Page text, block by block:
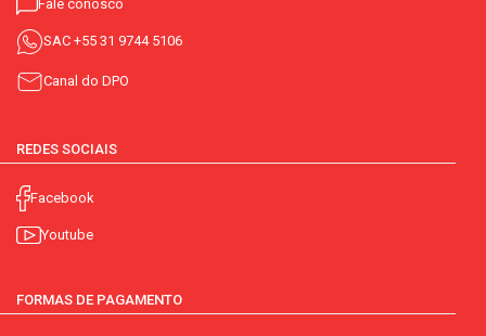
Fale conosco
SAC +55 31 9744 5106
Canal do DPO
REDES SOCIAIS
Facebook
Youtube
FORMAS DE PAGAMENTO